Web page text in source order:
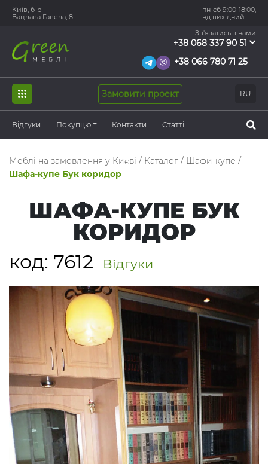
Київ, б-р
Вацлава Гавела, 8
пн-сб 9:00-18:00,
нд вихідний
Зв'язатись з нами
+38 068 337 90 51
+38 066 780 71 25
RU
Замовити проект
Відгуки Покупцю Контакти Статті
Меблі на замовлення у Києві / Каталог / Шафи-купе /
Шафа-купе Бук коридор
ШАФА-КУПЕ БУК
КОРИДОР
код: 7612 Відгуки